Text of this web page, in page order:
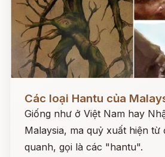
Các loại Hantu của
Giống như ở Việt Nam hay
Malaysia, ma quỷ xuất hiện từ
quanh, gọi là các "hantu".